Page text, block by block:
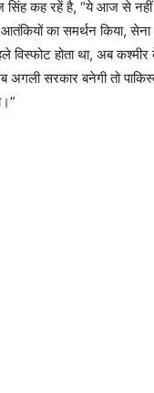
सिंह कह रहें है, “ये आज से
का समर्थन किया,
विस्फोट होता था, अब
सरकार बनेगी तो